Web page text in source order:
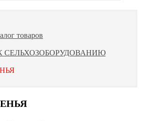
товаров
СЕЛЬХОЗОБОРУДОВАНИЮ